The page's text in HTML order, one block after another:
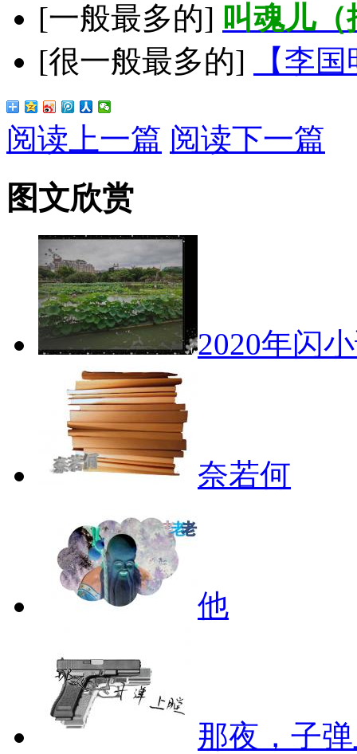
[一般最多的] 叫魂儿
[很一般最多的]
【李
阅读上一篇 阅读下一篇
图文欣赏
2020年闪
奈若何
他
那夜，子